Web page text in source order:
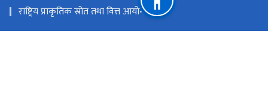
राष्ट्रिय प्राकृतिक स्रोत तथा वित्त आयोग